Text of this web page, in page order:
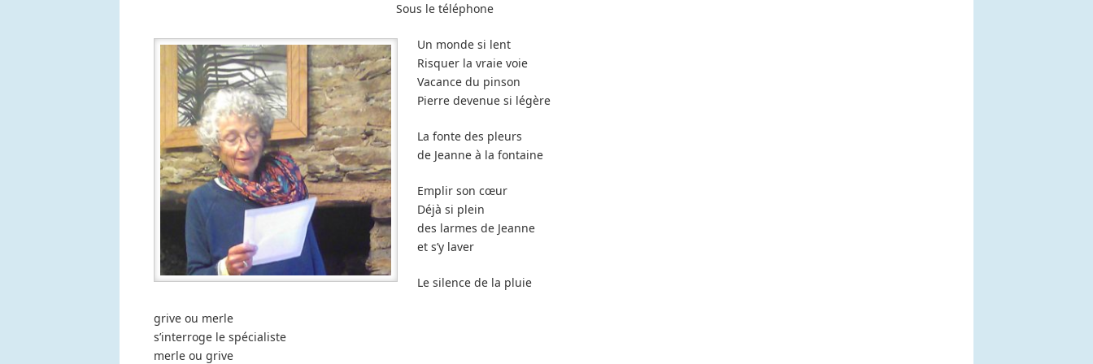
Sous le téléphone
Un monde si lent
Risquer la vraie voie
Vacance du pinson
Pierre devenue si légère
La fonte des pleurs
de Jeanne à la fontaine
Emplir son cœur
Déjà si plein
des larmes de Jeanne
et s’y laver
Le silence de la pluie
grive ou merle
s’interroge le spécialiste
merle ou grive